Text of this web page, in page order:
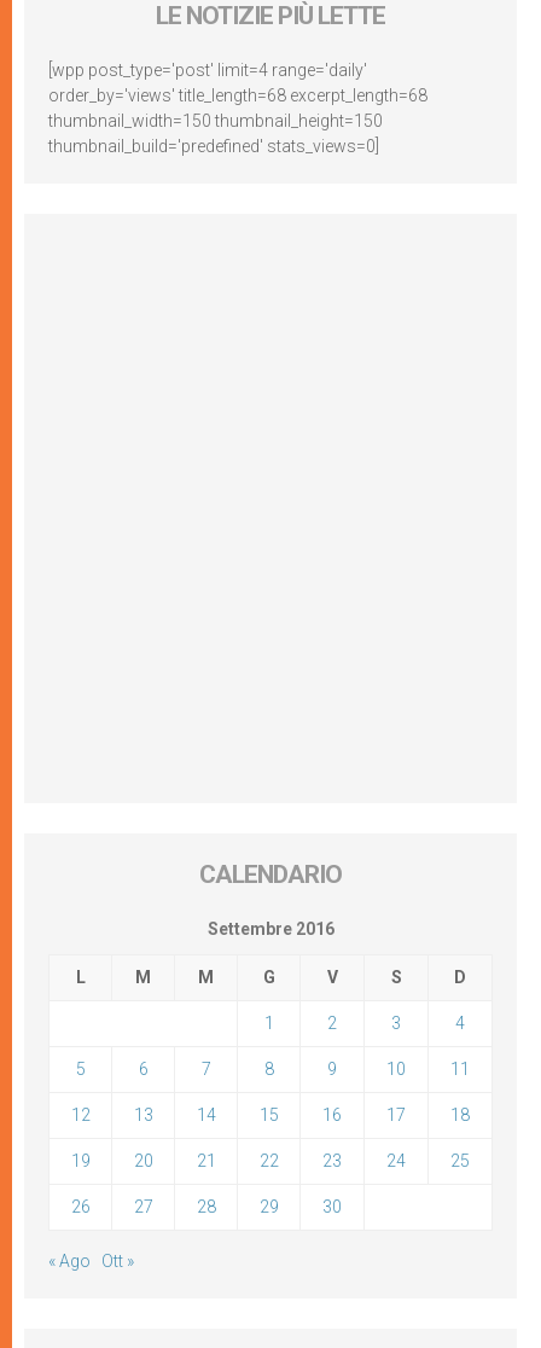
LE NOTIZIE PIÙ LETTE
[wpp post_type='post' limit=4 range='daily'
order_by='views' title_length=68 excerpt_length=68
thumbnail_width=150 thumbnail_height=150
thumbnail_build='predefined' stats_views=0]
CALENDARIO
Settembre 2016
L M M G V S D
1 2 3 4
5 6 7 8 9 10 11
12 13 14 15 16 17 18
19 20 21 22 23 24 25
26 27 28 29 30
« Ago Ott »